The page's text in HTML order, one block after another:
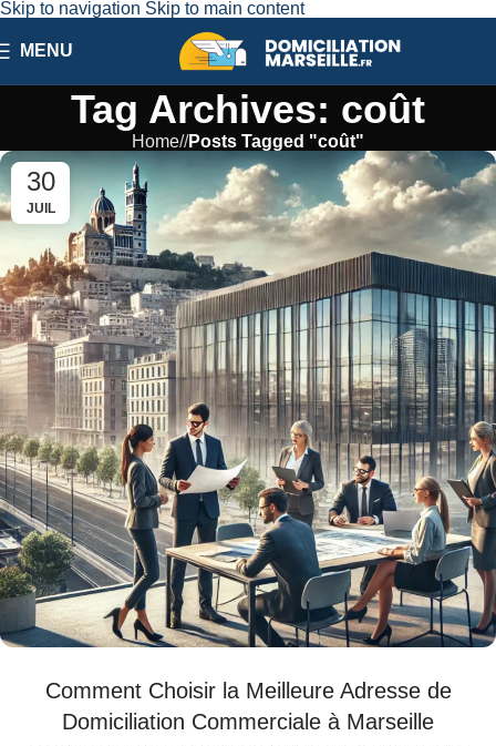
Skip to navigation Skip to main content
MENU
Tag Archives: coût
Home/ Posts Tagged "coût"
30
JUIL
Comment Choisir la Meilleure Adresse de
Domiciliation Commerciale à Marseille